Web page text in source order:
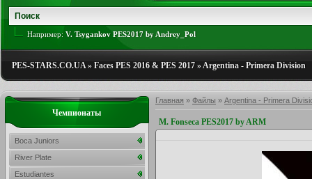
Например: V. Tsygankov PES2017 by Andrey_Pol
PES-STARS.CO.UA» Faces PES 2016 & PES 2017 »Argentina - Primera Division
Главная » Файлы » Argentina - Primera
M. Fonseca PES2017 by ARM
Чемпионаты
Boca Juniors
River Plate
Estudiantes